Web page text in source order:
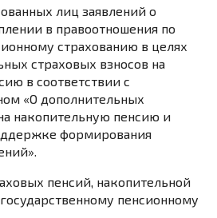
лиц заявлений о
в правоотношения по
страхованию в целях
страховых взносов на
в соответствии с
«О дополнительных
накопительную пенсию и
формирования
пенсий, накопительной
пенсионному